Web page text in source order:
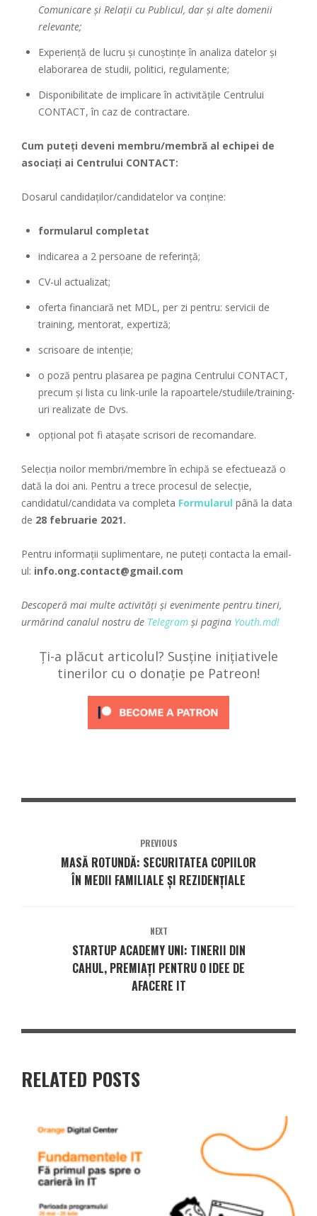
Comunicare și Relații cu Publicul, dar și alte domenii
relevante;
Experiență de lucru şi cunoștințe în analiza datelor și
elaborarea de studii, politici, regulamente;
Disponibilitate de implicare în activitățile Centrului
CONTACT, în caz de contractare.
Cum puteți deveni membru/membră al echipei de
asociați ai Centrului CONTACT:
Dosarul candidaților/candidatelor va conține:
formularul completat
indicarea a 2 persoane de referință;
CV-ul actualizat;
oferta financiară net MDL, per zi pentru: servicii de
training, mentorat, expertiză;
scrisoare de intenție;
o poză pentru plasarea pe pagina Centrului CONTACT,
precum și lista cu link-urile la rapoartele/studiile/training-
uri realizate de Dvs.
opțional pot fi atașate scrisori de recomandare.
Selecția noilor membri/membre în echipă se efectuează o
dată la doi ani. Pentru a trece procesul de selecție,
candidatul/candidata va completa Formularul până la data
de 28 februarie 2021.
Pentru informații suplimentare, ne puteți contacta la email-
ul: info.ong.contact@gmail.com
Descoperă mai multe activități și evenimente pentru tineri,
urmărind canalul nostru de Telegram și pagina Youth.md!
Ți-a plăcut articolul? Susține inițiativele
tinerilor cu o donație pe Patreon!
PREVIOUS
MASĂ ROTUNDĂ: SECURITATEA COPIILOR
ÎN MEDII FAMILIALE ȘI REZIDENȚIALE
NEXT
STARTUP ACADEMY UNI: TINERII DIN
CAHUL, PREMIAȚI PENTRU O IDEE DE
AFACERE IT
RELATED POSTS